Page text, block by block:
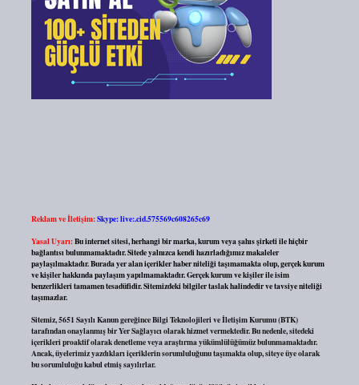
Reklam ve İletişim:Skype: live:.cid.575569c608265c69
Yasal Uyarı:Bu internet sitesi, herhangi bir marka, kurum veya şahıs şirketi ile hiçbir
bağlantısı bulunmamaktadır. Sitede yalnızca kendi hazırladığımız makaleler
paylaşılmaktadır. Burada yer alan içerikler haber niteliği taşımamakta olup, gerçek kurum
ve kişiler hakkında paylaşım yapılmamaktadır. Gerçek kurum ve kişiler ile isim
benzerlikleri tamamen tesadüfidir. Sitemizdeki bilgiler taslak halindedir ve tavsiye niteliği
taşımazlar.
Sitemiz, 5651 Sayılı Kanun gereğince Bilgi Teknolojileri ve İletişim Kurumu (BTK)
tarafından onaylanmış bir Yer Sağlayıcı olarak hizmet vermektedir. Bu nedenle, sitedeki
içerikleri proaktif olarak denetleme veya araştırma yükümlülüğümüz bulunmamaktadır.
Ancak, üyelerimiz yazdıkları içeriklerin sorumluluğunu taşımakta olup, siteye üye olarak
bu sorumluluğu kabul etmiş sayılırlar.